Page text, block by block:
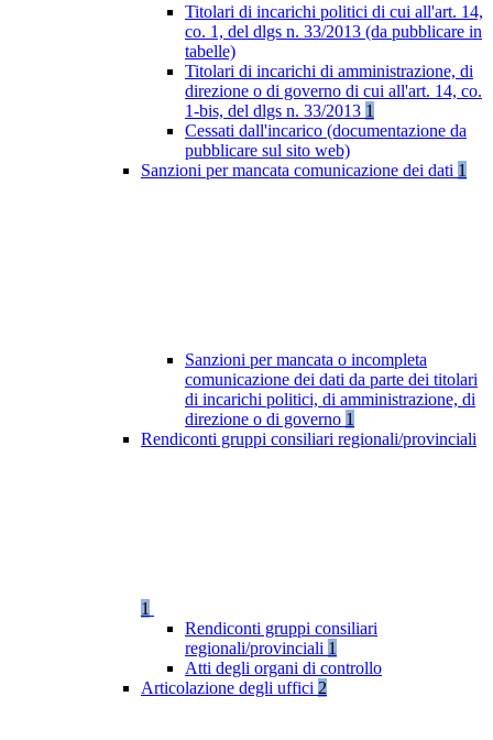
Titolari di incarichi politici di cui all'art. 14,
co. 1, del dlgs n. 33/2013 (da pubblicare in
tabelle)
Titolari di incarichi di amministrazione, di
direzione o di governo di cui all'art. 14, co.
1-bis, del dlgs n. 33/2013 1
Cessati dall'incarico (documentazione da
pubblicare sul sito web)
Sanzioni per mancata comunicazione dei dati 1
Sanzioni per mancata o incompleta
comunicazione dei dati da parte dei titolari
di incarichi politici, di amministrazione, di
direzione o di governo 1
Rendiconti gruppi consiliari regionali/provinciali
1
Rendiconti gruppi consiliari
regionali/provinciali 1
Atti degli organi di controllo
Articolazione degli uffici 2